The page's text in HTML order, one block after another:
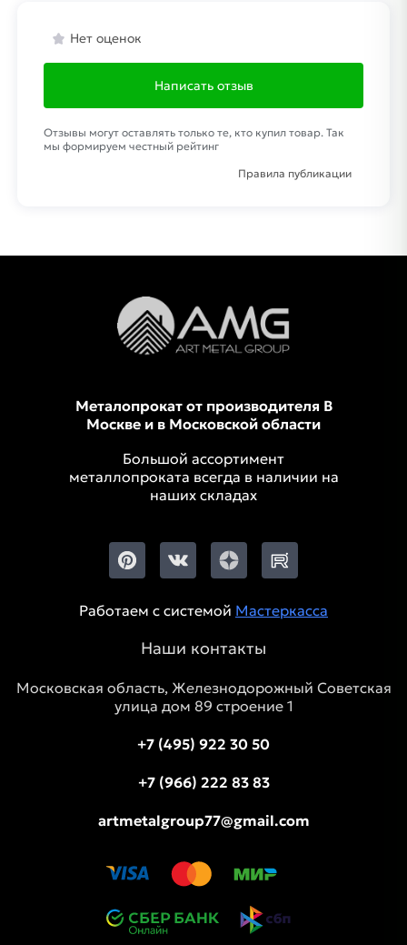
Нет оценок
Написать отзыв
Отзывы могут оставлять только те, кто купил товар. Так
мы формируем честный рейтинг
Правила публикации
Металопрокат от производителя В
Москве и в Московской области
Большой ассортимент
металлопроката всегда в наличии на
наших складах
Работаем с системой Мастеркасса
Наши контакты
Московская область, Железнодорожный Советская
улица дом 89 строение 1
+7 (495) 922 30 50
+7 (966) 222 83 83
artmetalgroup77@gmail.com